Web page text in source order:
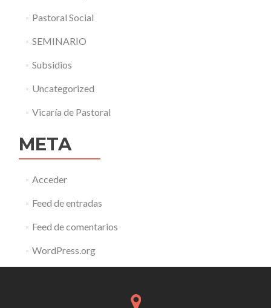
Pastoral Social
SEMINARIO
Subsidios
Uncategorized
Vicaría de Pastoral
META
Acceder
Feed de entradas
Feed de comentarios
WordPress.org